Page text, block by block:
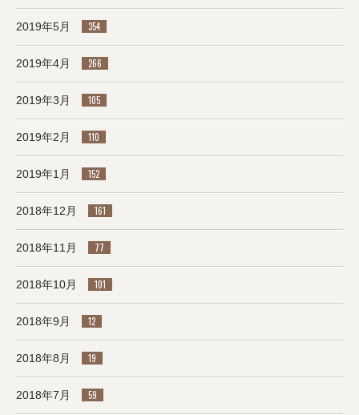
2019年5月 354
2019年4月 266
2019年3月 105
2019年2月 110
2019年1月 152
2018年12月 161
2018年11月 77
2018年10月 101
2018年9月 12
2018年8月 19
2018年7月 59